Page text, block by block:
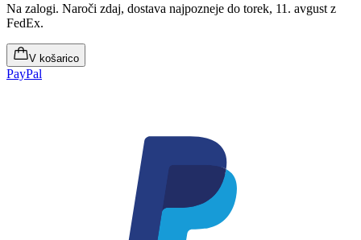
Na zalogi. Naroči zdaj, dostava najpozneje do torek, 11. avgust z
FedEx.
V košarico
PayPal